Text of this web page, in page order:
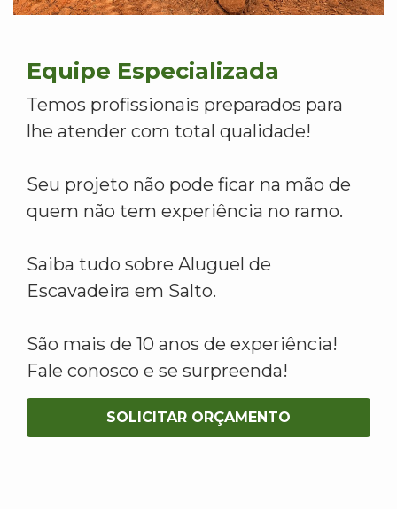
Equipe Especializada
Temos profissionais preparados para
lhe atender com total qualidade!
Seu projeto não pode ficar na mão de
quem não tem experiência no ramo.
Saiba tudo sobre Aluguel de
Escavadeira em Salto.
São mais de 10 anos de experiência!
Fale conosco e se surpreenda!
SOLICITAR ORÇAMENTO